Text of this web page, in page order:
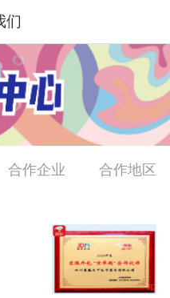
们
合作企业 合作地区